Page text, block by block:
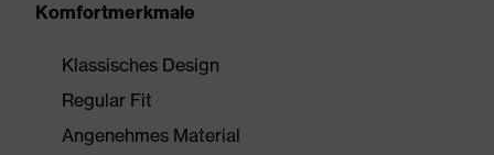
Komfortmerkmale
Klassisches Design
Regular Fit
Angenehmes Material